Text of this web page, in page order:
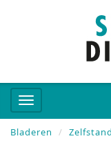
Bladeren